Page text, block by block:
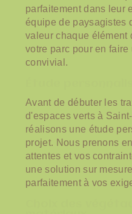
parfaitement dans leur
équipe de paysagistes
valeur chaque élément
votre parc pour en
convivial.
Avant de débuter les
d'espaces verts à
réalisons une étude
projet. Nous prenons
attentes et vos
une solution sur
parfaitement à vos